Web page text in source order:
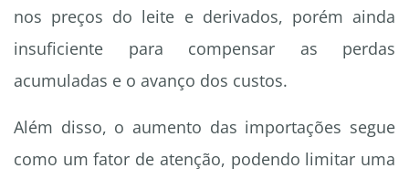
nos preços do leite e derivados, porém ainda
insuficiente para compensar as perdas
acumuladas e o avanço dos custos.
Além disso, o aumento das importações segue
como um fator de atenção, podendo limitar uma